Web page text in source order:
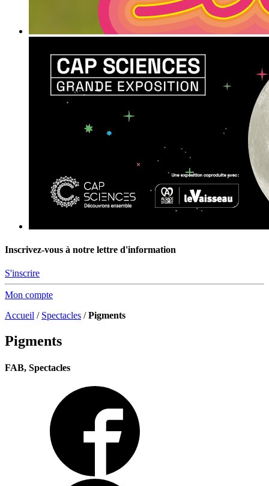
Inscrivez-vous à notre lettre d'information
S'inscrire
Mon compte
Accueil / Spectacles /Pigments
Pigments
FAB, Spectacles